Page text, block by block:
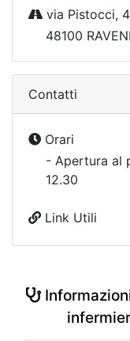
via Pistocci,
48100
Contatti
Orari
- Apertura al
12.30
Link Utili